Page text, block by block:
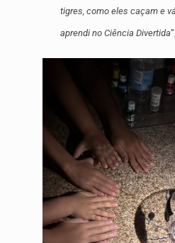
tigres, como eles caçam e
aprendi no Ciência Divertida